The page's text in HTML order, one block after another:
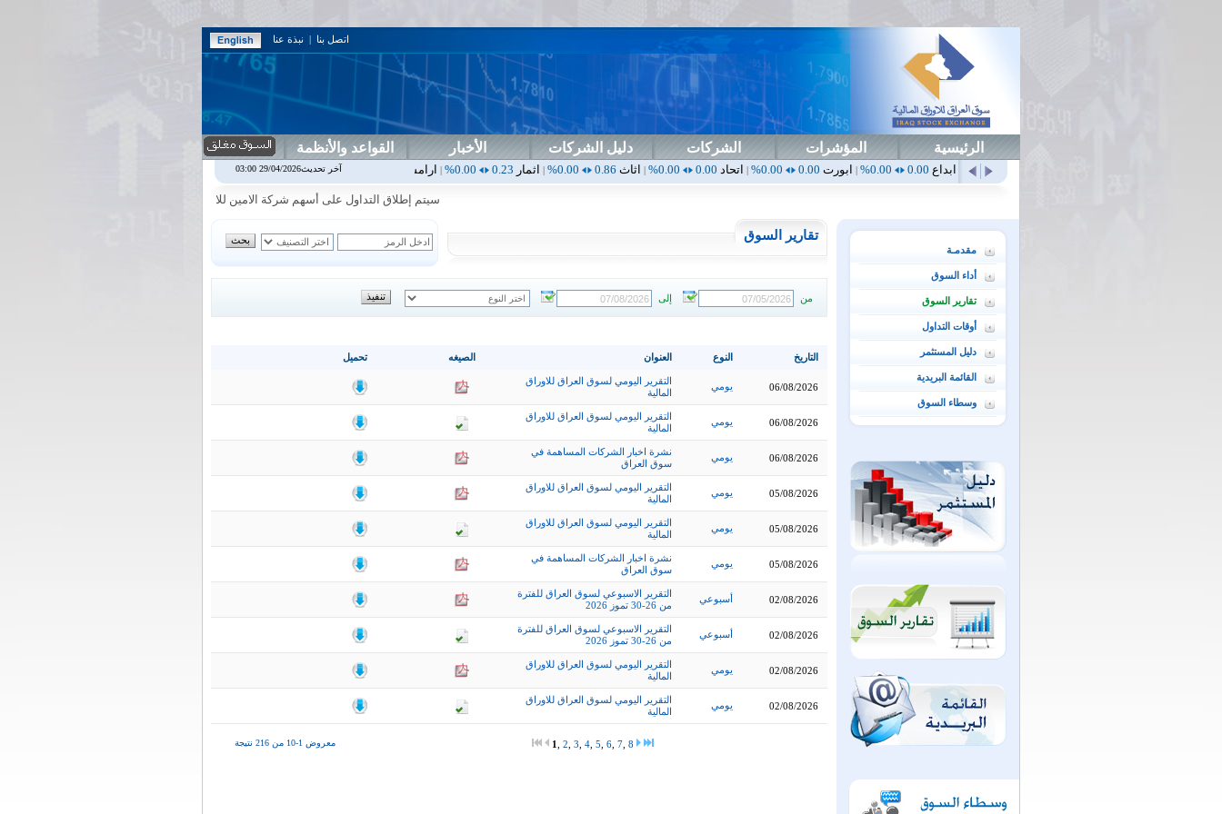
اتصل بنا | نبذة عنا
الرئيسية المؤشرات الشركات دليل الشركات الأخبار القواعد والأنظمة
|ابورت0.00
0.00%
|اتحاد 0.00%
|اثاث0.86
0.00%
|اثمار 0.00%
|ارامس2.30
0.00%
|اس بنك0.00
سيتم إطلاق التداول على أسهم شركة الامين للاستثمار المالي في جلسة الاحد الموافق 2026/8/9
مقدمـة
أداء السوق
تقارير السوق
أوقات التداول
دليل المستثمر
القائمة البريدية
وسطاء السوق
تقارير السوق
من إلى
تحميل الصيغه العنوان النوع التاريخ
التقرير اليومي لسوق العراق للاوراق
المالية
يومي 06/08/2026
التقرير اليومي لسوق العراق للاوراق
المالية
يومي 06/08/2026
نشرة اخبار الشركات المساهمة في
سوق العراق
يومي 06/08/2026
التقرير اليومي لسوق العراق للاوراق
المالية
يومي 05/08/2026
التقرير اليومي لسوق العراق للاوراق
المالية
يومي 05/08/2026
نشرة اخبار الشركات المساهمة في
سوق العراق
يومي 05/08/2026
التقرير الاسبوعي لسوق العراق للفترة
من 26-30 تموز 2026
أسبوعي 02/08/2026
التقرير الاسبوعي لسوق العراق للفترة
من 26-30 تموز 2026
أسبوعي 02/08/2026
التقرير اليومي لسوق العراق للاوراق
المالية
يومي 02/08/2026
التقرير اليومي لسوق العراق للاوراق
المالية
يومي 02/08/2026
معروض 1-10 من 216 نتيجة 1 2 3 4 5 6 7 8